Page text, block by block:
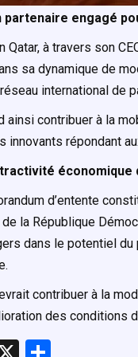
partenaire engagé
Qatar, à travers son
sa dynamique de
international de
ainsi contribuer à la
répondant
économique
d’entente
la République
dans le potentiel
contribuer à la
des